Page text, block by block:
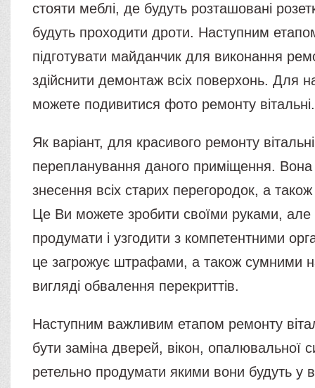
стояти меблі, де будуть розташовані
будуть проходити дроти. Наступним
підготувати майданчик для виконання
здійснити демонтаж всіх поверхонь. Для
можете подивитися фото ремонту вітальні.
Як варіант, для красивого ремонту
перепланування даного приміщення.
знесення всіх старих перегородок, а
Це Ви можете зробити своїми руками, але
продумати і узгодити з компетентними
це загрожує штрафами, а також сумними
вигляді обвалення перекриттів.
Наступним важливим етапом ремонту
бути заміна дверей, вікон, опалювальної
ретельно продумати якими вони будуть у